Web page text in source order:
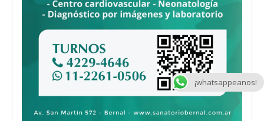
¡whatsappeanos!